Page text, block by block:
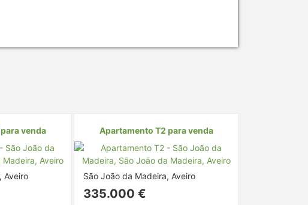
venda
Aveiro
Apartamento T2 para venda
São João da Madeira, Aveiro
335.000 €